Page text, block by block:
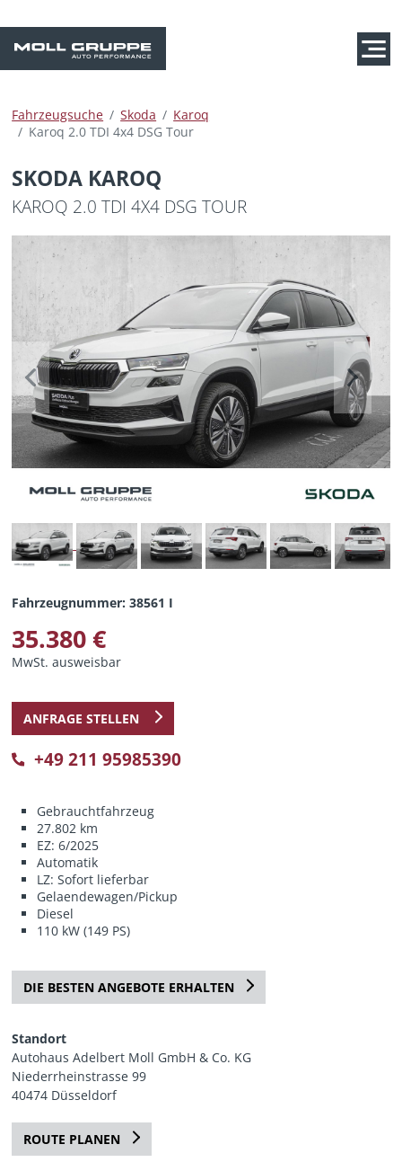
Fahrzeugsuche Skoda
Karoq
Karoq 2.0 TDI 4x4 DSG Tour
SKODA KAROQ
KAROQ 2.0 TDI 4X4 DSG TOUR
Previous Next
Fahrzeugnummer: 38561 I
35.380 €
MwSt. ausweisbar
ANFRAGE STELLEN
+49 211 95985390
Gebrauchtfahrzeug
27.802 km
EZ: 6/2025
Automatik
LZ: Sofort lieferbar
Gelaendewagen/Pickup
Diesel
110 kW (149 PS)
DIE BESTEN ANGEBOTE ERHALTEN
Standort
Autohaus Adelbert Moll GmbH & Co. KG
Niederrheinstrasse 99
40474 Düsseldorf
ROUTE PLANEN